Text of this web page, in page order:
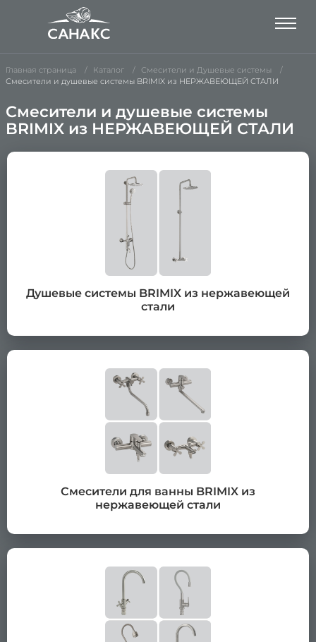
Главная страница Каталог
Смесители и Душевые системы
Смесители и душевые системы BRIMIX из НЕРЖАВЕЮЩЕЙ СТАЛИ
Смесители и душевые системы
BRIMIX из НЕРЖАВЕЮЩЕЙ СТАЛИ
Душевые системы BRIMIX из нержавеющей
стали
Смесители для ванны BRIMIX из
нержавеющей стали